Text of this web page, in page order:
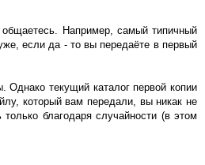
Например, самый типичный
если да - то вы передаёте в первый
текущий каталог первой копии
который вам передали, вы никак не
благодаря случайности (в этом